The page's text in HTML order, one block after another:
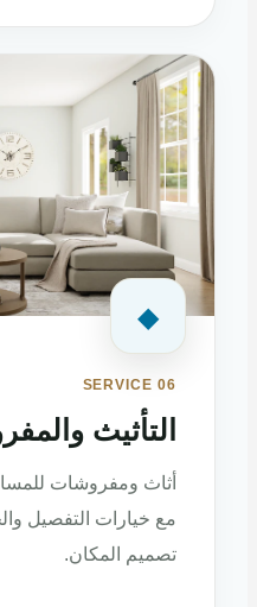
◆
SERVICE 06
التأثيث والمفروشات
أثاث ومفروشات للمساحات
مع خيارات التفصيل والجاهز
تصميم المكان.